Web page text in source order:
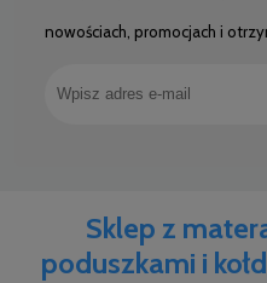
nowościach, promocjach i
Sklep z
poduszkami i